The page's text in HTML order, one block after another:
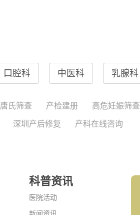
口腔科 中医科 乳腺科
唐氏筛查 产检建册 高危妊娠筛查
深圳产后修复 产科在线咨询
科普资讯
医院活动